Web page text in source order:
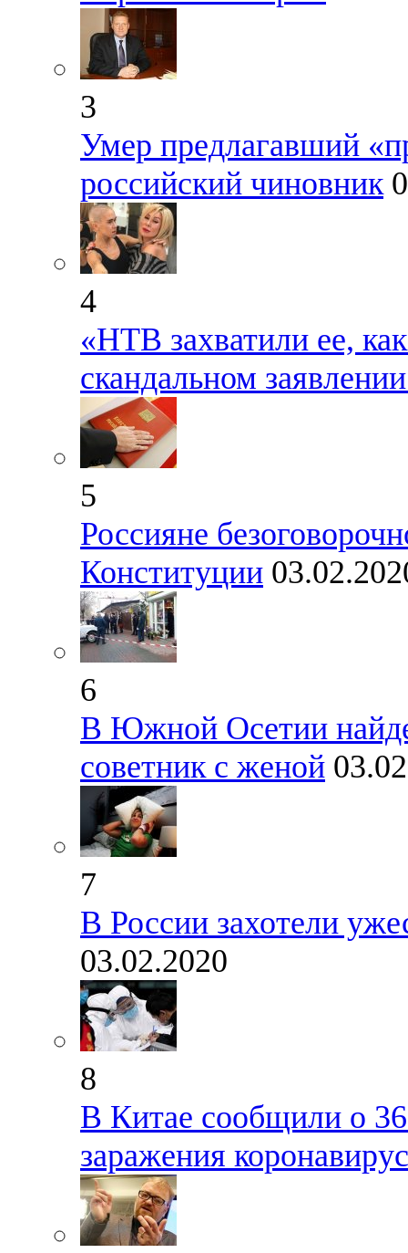
3
Умер предлагавший
российский чиновник
4
«НТВ захватили ее,
скандальном
5
Россияне
Конституции
6
В Южной Осетии
советник с женой
7
В России захотели
03.02.2020
8
В Китае сообщили о
заражения